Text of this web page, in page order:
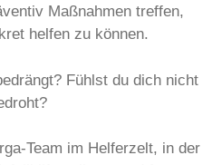
Maßnahmen treffen,
helfen zu können.
Fühlst du dich nicht
Team im Helferzelt, in der